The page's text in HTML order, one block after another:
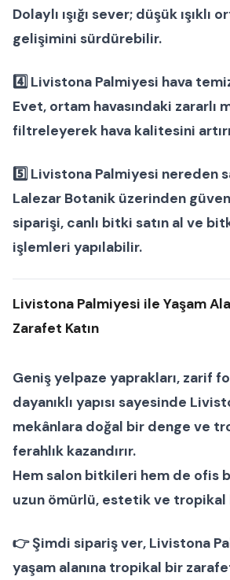
Dolaylı ışığı sever; düşük ışıklı
gelişimini sürdürebilir.
4️⃣ Livistona Palmiyesi hava
Evet, ortam havasındaki zararlı
filtreleyerek hava kalitesini
5️⃣ Livistona Palmiyesi nereden
Lalezar Botanik üzerinden
siparişi, canlı bitki satın al ve
işlemleri yapılabilir.
Livistona Palmiyesi ile Yaşam
Zarafet Katın
Geniş yelpaze yaprakları, zarif
dayanıklı yapısı sayesinde
mekânlara doğal bir denge ve
ferahlık kazandırır.
Hemsalon bitkileri hem de ofis
uzun ömürlü, estetik ve tropikal
👉Şimdi sipariş ver, Livistona
yaşam alanına tropikal bir